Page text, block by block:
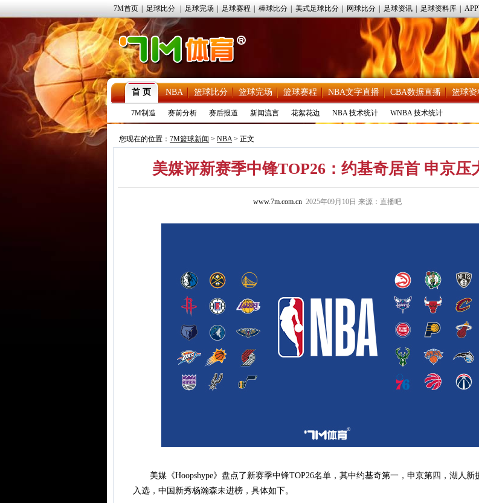
7M首页 足球比分 足球完场 足球赛程 棒球比分 美式足球比分 网球比分 足球资讯 足球资料库
首 页 NBA 篮球比分 篮球完场 篮球赛程 NBA文字直播 CBA数据直播 篮球资
7M制造 赛前分析 赛后报道 新闻流言 花絮花边 NBA 技术统计 WNBA 技术统计
您现在的位置： 7M篮球新闻 > NBA> 正文
美媒评新赛季中锋TOP26：约基奇居首 申京压
www.7m.com.cn 2025年09月10日 来源：直播吧
美媒《Hoopshype》盘点了新赛季中锋TOP26名单，其中约基奇第一，申京第四，湖人新
入选，中国新秀杨瀚森未进榜，具体如下。